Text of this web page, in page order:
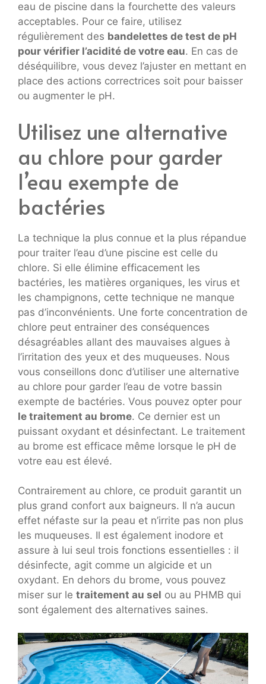
eau de piscine dans la fourchette des valeurs
acceptables. Pour ce faire, utilisez
régulièrement des bandelettes de test de pH
pour vérifier l’acidité de votre eau. En cas de
déséquilibre, vous devez l’ajuster en mettant en
place des actions correctrices soit pour baisser
ou augmenter le pH.
Utilisez une alternative
au chlore pour garder
l’eau exempte de
bactéries
La technique la plus connue et la plus répandue
pour traiter l’eau d’une piscine est celle du
chlore. Si elle élimine efficacement les
bactéries, les matières organiques, les virus et
les champignons, cette technique ne manque
pas d’inconvénients. Une forte concentration de
chlore peut entrainer des conséquences
désagréables allant des mauvaises algues à
l’irritation des yeux et des muqueuses. Nous
vous conseillons donc d’utiliser une alternative
au chlore pour garder l’eau de votre bassin
exempte de bactéries. Vous pouvez opter pour
le traitement au brome. Ce dernier est un
puissant oxydant et désinfectant. Le traitement
au brome est efficace même lorsque le pH de
votre eau est élevé.
Contrairement au chlore, ce produit garantit un
plus grand confort aux baigneurs. Il n’a aucun
effet néfaste sur la peau et n’irrite pas non plus
les muqueuses. Il est également inodore et
assure à lui seul trois fonctions essentielles : il
désinfecte, agit comme un algicide et un
oxydant. En dehors du brome, vous pouvez
miser sur le traitement au sel ou au PHMB qui
sont également des alternatives saines.